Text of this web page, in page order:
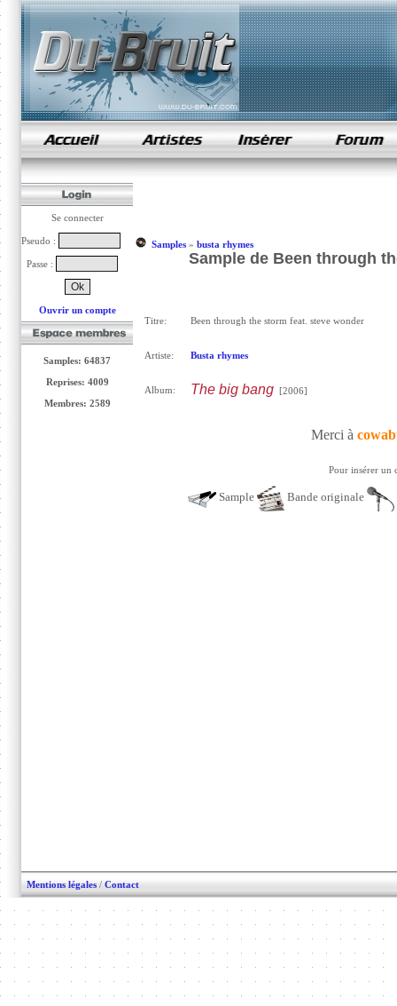
samples de rap
Se connecter
Pseudo :
Passe :
Ouvrir un compte
Samples: 64837
Reprises: 4009
Membres: 2589
Samples» busta rhymes
Sample de Been through
Titre: Been through the storm feat. steve wonder
Artiste: Busta rhymes
Album: The big bang[2006]
Merci à
Pour insérer un
Sample Bande originale
Mentions légales / Contact